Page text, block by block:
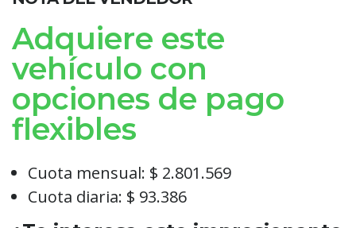
Adquiere este
vehículo con
opciones de pago
flexibles
Cuota mensual: $ 2.801.569
Cuota diaria: $ 93.386